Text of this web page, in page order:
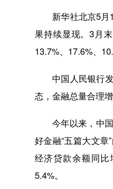
新华社北京5月
果持续显现。3月
13.7%、17.6%、
中国人民银行发
态，金融总量合理
今年以来，中国
好金融“五篇大文
经济贷款余额同
5.4%。